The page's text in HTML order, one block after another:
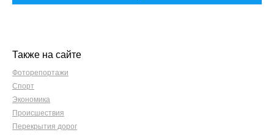
Также на сайте
Фоторепортажи
Спорт
Экономика
Происшествия
Перекрытия дорог